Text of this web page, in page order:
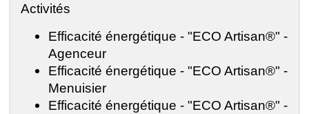
Activités
Efficacité énergétique - "ECO Artisan®" -
Agenceur
Efficacité énergétique - "ECO Artisan®" -
Menuisier
Efficacité énergétique - "ECO Artisan®" -